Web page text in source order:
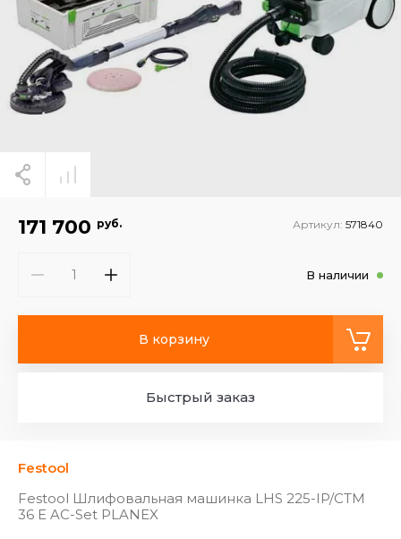
Festool
Festool Шлифовальная машинка LHS 225-IP/CTM
36 E AC-Set PLANEX
171 700 руб. Артикул: 571840
В наличии
В корзину
Быстрый заказ